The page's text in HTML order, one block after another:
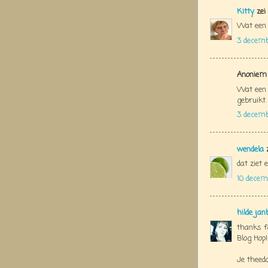
Kittyzei
Wat een
3
Wat een
gebruikt.
3
wendela
dat ziet
10
hilde
thanks
Blog Hop!
Je